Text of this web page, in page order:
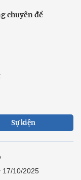
chuyên đề
Sự kiện
17/10/2025